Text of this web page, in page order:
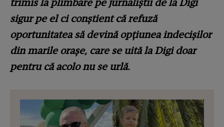
sigur pe el ci conștient că refuză
oportunitatea să devină opțiunea indecișilor
din marile orașe, care se uită la Digi doar
pentru că acolo nu se urlă.